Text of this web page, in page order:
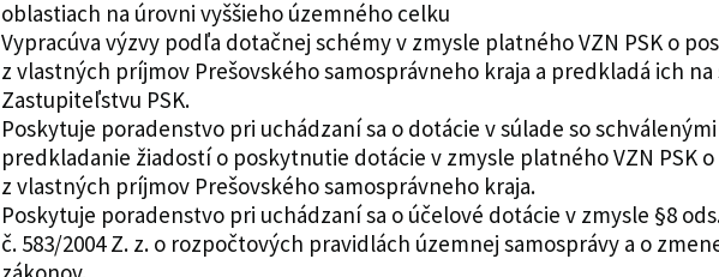
oblastiach na úrovni vyššieho územného celku
Vypracúva výzvy podľa dotačnej schémy v zmysle platného VZN PSK o
z vlastných príjmov Prešovského samosprávneho kraja a predkladá ich na
Zastupiteľstvu PSK.
Poskytuje poradenstvo pri uchádzaní sa o dotácie v súlade so
predkladanie žiadostí o poskytnutie dotácie v zmysle platného VZN PSK
z vlastných príjmov Prešovského samosprávneho kraja.
Poskytuje poradenstvo pri uchádzaní sa o účelové dotácie v zmysle §8
č. 583/2004 Z. z. o rozpočtových pravidlách územnej samosprávy a o